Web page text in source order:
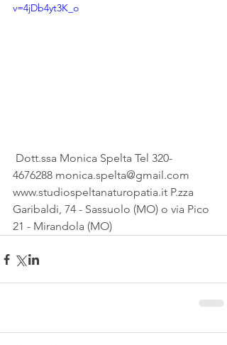
v=4jDb4yt3K_o
4676288 monica.spelta@gmail.com
www.studiospeltanaturopatia.it P.zza
Garibaldi, 74 - Sassuolo (MO) o via Pico
21 - Mirandola (MO)